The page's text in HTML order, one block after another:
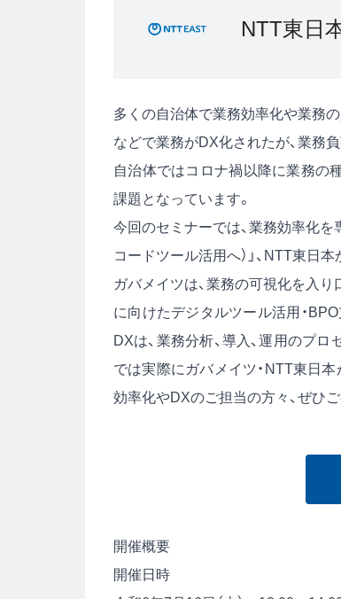
NTT東日
多くの自治体で業務効率化や業務
などで業務がDX化されたが、業務
自治体ではコロナ禍以降に業務の
課題となっています。
今回のセミナーでは、業務効率化
コードツール活用へ）」、NTT東日
ガバメイツは、業務の可視化を入
に向けたデジタルツール活用・
DXは、業務分析、導入、運用のプ
では実際にガバメイツ・NTT東日
効率化やDXのご担当の方々、ぜ
開催概要
開催日時